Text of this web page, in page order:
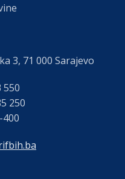
3, 71 000 Sarajevo
550
250